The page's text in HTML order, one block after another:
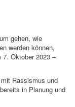
gehen, wie
werden können,
Oktober 2023 –
Rassismus und
in Planung und